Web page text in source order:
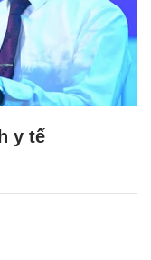
y tế